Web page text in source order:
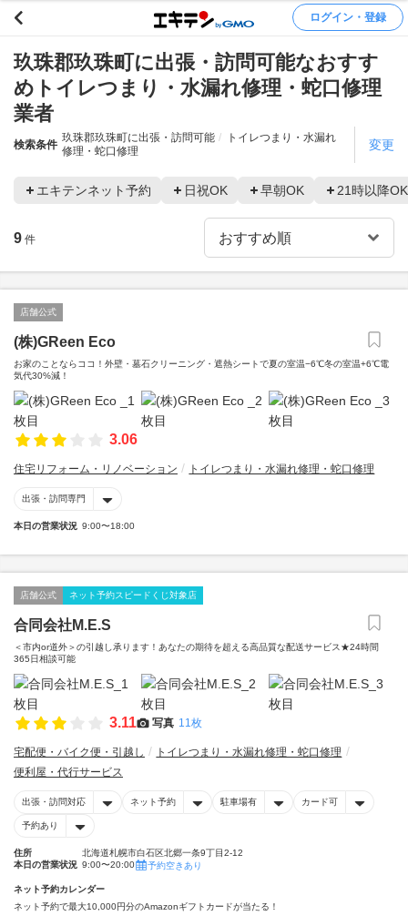
ログイン・登録
玖珠郡玖珠町に出張・訪問可能なおすす
めトイレつまり・水漏れ修理・蛇口修理
業者
検索条件
玖珠郡玖珠町に出張・訪問可能
トイレつまり・水漏れ
修理・蛇口修理
変更
エキテンネット予約 日祝OK 早朝OK 21時以降OK
9 件
店舗公式
(株)GReen Eco
お家のことならココ！外壁・墓石クリーニング・遮熱シートで夏の室温−6℃冬の室温+6℃電
気代30%減！
3.06
住宅リフォーム・リノベーション トイレつまり・水漏れ修理・蛇口修理
出張・訪問専門
本日の営業状況 9:00〜18:00
店舗公式 ネット予約スピードくじ対象店
合同会社M.E.S
＜市内or道外＞の引越し承ります！あなたの期待を超える高品質な配送サービス★24時間
365日相談可能
3.11 写真 11枚
宅配便・バイク便・引越し
トイレつまり・水漏れ修理・蛇口修理
便利屋・代行サービス
出張・訪問対応 ネット予約 駐車場有 カード可
予約あり
住所
北海道札幌市白石区北郷一条9丁目2-12
本日の営業状況 9:00〜20:00 予約空きあり
ネット予約カレンダー
ネット予約で最大10,000円分のAmazonギフトカードが当たる！